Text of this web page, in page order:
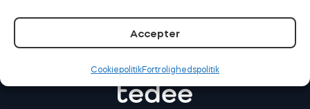
Accepter
CookiepolitikFortrolighedspolitik
Køb nu